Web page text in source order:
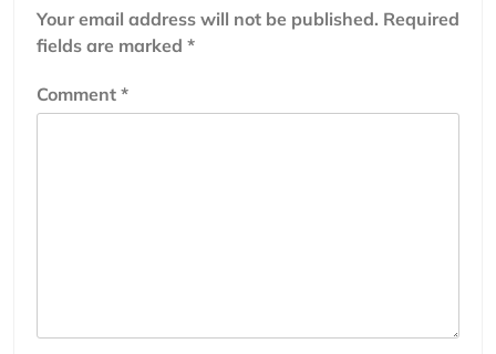
Your email address will not be published. Required
fields are marked *
Comment *